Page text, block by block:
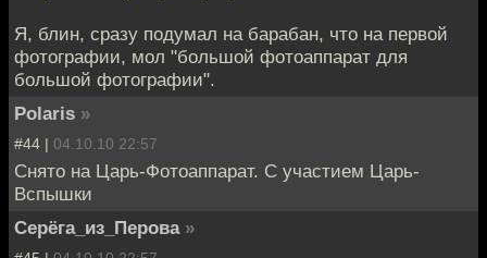
Я, блин, сразу подумал на барабан, что на первой
фотографии, мол "большой фотоаппарат для
большой фотографии".
Polaris »
#44 | 04.10.10 22:57
Снято на Царь-Фотоаппарат. С участием Царь-
Вспышки
Серёга_из_Перова »